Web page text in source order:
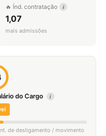
🔥 Índ. contratação i
1,07
mais admissões
do Cargo i
de desligamento / movimento